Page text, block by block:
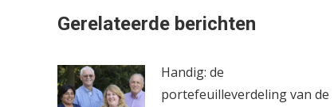
Gerelateerde berichten
Handig: de
portefeuilleverdeling van de